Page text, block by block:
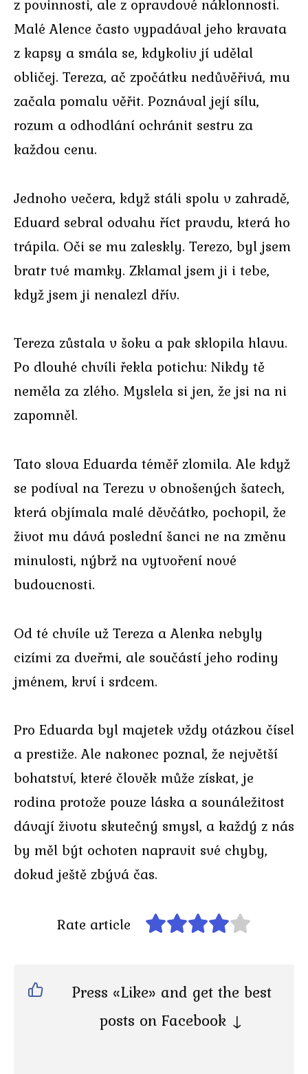
z povinnosti, ale z opravdové náklonnosti.
Malé Alence často vypadával jeho kravata
z kapsy a smála se, kdykoliv jí udělal
obličej. Tereza, ač zpočátku nedůvěřivá, mu
začala pomalu věřit. Poznával její sílu,
rozum a odhodlání ochránit sestru za
každou cenu.
Jednoho večera, když stáli spolu v zahradě,
Eduard sebral odvahu říct pravdu, která ho
trápila. Oči se mu zaleskly. Terezo, byl jsem
bratr tvé mamky. Zklamal jsem ji i tebe,
když jsem ji nenalezl dřív.
Tereza zůstala v šoku a pak sklopila hlavu.
Po dlouhé chvíli řekla potichu: Nikdy tě
neměla za zlého. Myslela si jen, že jsi na ni
zapomněl.
Tato slova Eduarda téměř zlomila. Ale když
se podíval na Terezu v obnošených šatech,
která objímala malé děvčátko, pochopil, že
život mu dává poslední šanci ne na změnu
minulosti, nýbrž na vytvoření nové
budoucnosti.
Od té chvíle už Tereza a Alenka nebyly
cizími za dveřmi, ale součástí jeho rodiny
jménem, krví i srdcem.
Pro Eduarda byl majetek vždy otázkou čísel
a prestiže. Ale nakonec poznal, že největší
bohatství, které člověk může získat, je
rodina protože pouze láska a sounáležitost
dávají životu skutečný smysl, a každý z nás
by měl být ochoten napravit své chyby,
dokud ještě zbývá čas.
Rate article
Press «Like» and get the best
posts on Facebook ↓